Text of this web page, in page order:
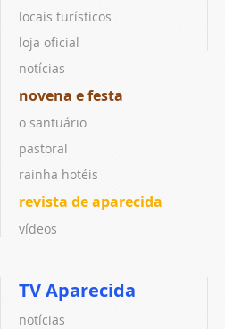
locais turísticos
loja oficial
notícias
novena e festa
o santuário
pastoral
rainha hotéis
revista de aparecida
vídeos
TV Aparecida
notícias